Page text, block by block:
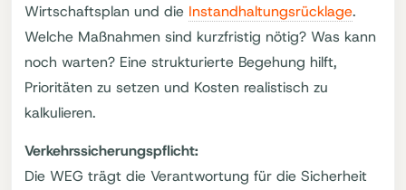
Wirtschaftsplan und die Instandhaltungsrücklage.
Welche Maßnahmen sind kurzfristig nötig? Was kann
noch warten? Eine strukturierte Begehung hilft,
Prioritäten zu setzen und Kosten realistisch zu
kalkulieren.
Verkehrssicherungspflicht:
Die WEG trägt die Verantwortung für die Sicherheit